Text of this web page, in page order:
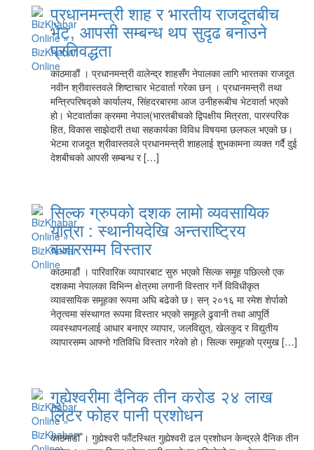
प्रधानमन्त्री शाह र भारतीय राजदूतबीच
भेट, आपसी सम्बन्ध थप सुदृढ बनाउने
प्रतिवद्धता
काठमाडौं । प्रधानमन्त्री वालेन्द्र शाहसँग नेपालका लागि भारतका राजदूत
नवीन श्रीवास्तवले शिष्टाचार भेटवार्ता गरेका छन् । प्रधानमन्त्री तथा
मन्त्रिपरिषद्को कार्यालय, सिंहदरबारमा आज उनीहरूबीच भेटवार्ता भएको
हो। भेटवार्ताका क्रममा नेपाल(भारतबीचको द्विपक्षीय मित्रता, पारस्परिक
हित, विकास साझेदारी तथा सहकार्यका विविध विषयमा छलफल भएको छ।
भेटमा राजदूत श्रीवास्तवले प्रधानमन्त्री शाहलाई शुभकामना व्यक्त गर्दै दुई
देशबीचको आपसी सम्बन्ध र […]
सिल्क ग्रुपको दशक लामो व्यवसायिक
यात्रा : स्थानीयदेखि अन्तराष्ट्रिय
बजारसम्म विस्तार
काठमाडौं । पारिवारिक व्यापारबाट सुरु भएको सिल्क समूह पछिल्लो एक
दशकमा नेपालका विभिन्न क्षेत्रमा लगानी विस्तार गर्ने विविधीकृत
व्यावसायिक समूहका रूपमा अघि बढेको छ। सन् २०१६ मा रमेश शेर्पाको
नेतृत्वमा संस्थागत रूपमा विस्तार भएको समूहले ढुवानी तथा आपूर्ति
व्यवस्थापनलाई आधार बनाएर व्यापार, जलविद्युत्, खेलकुद र विद्युतीय
व्यापारसम्म आफ्नो गतिविधि विस्तार गरेको हो। सिल्क समूहको प्रमुख […]
गुह्येश्वरीमा दैनिक तीन करोड २४ लाख
लिटर फोहर पानी प्रशोधन
काठमाडौँ । गुह्येश्वरी फाँटस्थित गुह्येश्वरी ढल प्रशोधन केन्द्रले दैनिक तीन